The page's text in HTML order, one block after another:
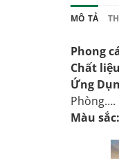
MÔ TẢ
Phong
Chất
Ứng
Phòng….
Màu sắc: